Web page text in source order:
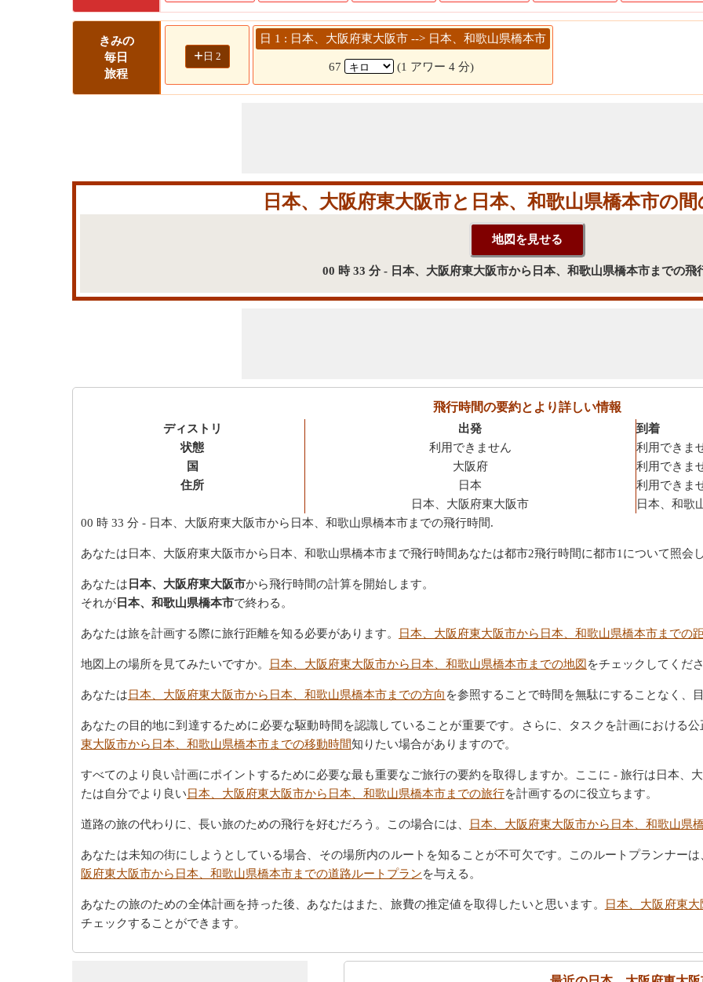
きみの
毎日
旅程
+ 日 2
日 1 : 日本、大阪府東大阪市 --> 日本、和歌山県橋本市
67 (1 アワー 4 分)
日本、大阪府東大阪市と日本、和歌山県橋本市の間
00 時 33 分 - 日本、大阪府東大阪市から日本、和歌山県橋本市までの飛
飛行時間の要約とより詳しい情報
ディストリ
状態
国
住所
出発
利用できません
大阪府
日本
日本、大阪府東大阪市
到着
利用できま
利用できま
利用できま
日本、和歌
00 時 33 分 - 日本、大阪府東大阪市から日本、和歌山県橋本市までの飛行時間.
あなたは日本、大阪府東大阪市から日本、和歌山県橋本市まで飛行時間あなたは都市2飛行時間に都市1について照会し
あなたは 日本、大阪府東大阪市から飛行時間の計算を開始します。
それが 日本、和歌山県橋本市で終わる。
あなたは旅を計画する際に旅行距離を知る必要があります。 日本、大阪府東大阪市から日本、和歌山県橋本市までの
地図上の場所を見てみたいですか。 日本、大阪府東大阪市から日本、和歌山県橋本市までの地図をチェックしてくださ
あなたは日本、大阪府東大阪市から日本、和歌山県橋本市までの方向 を参照することで時間を無駄にすることなく、
あなたの目的地に到達するために必要な駆動時間を認識していることが重要です。さらに、タスクを計画における
東大阪市から日本、和歌山県橋本市までの移動時間知りたい場合がありますので。
すべてのより良い計画にポイントするために必要な最も重要なご旅行の要約を取得しますか。ここに - 旅行は日本、
たは自分でより良い日本、大阪府東大阪市から日本、和歌山県橋本市までの旅行を計画するのに役立ちます。
道路の旅の代わりに、長い旅のための飛行を好むだろう。この場合には、 日本、大阪府東大阪市から日本、和歌山県
あなたは未知の街にしようとしている場合、その場所内のルートを知ることが不可欠です。このルートプランナー
阪府東大阪市から日本、和歌山県橋本市までの道路ルートプランを与える。
あなたの旅のための全体計画を持った後、あなたはまた、旅費の推定値を取得したいと思います。 日本、大阪府東
チェックすることができます。